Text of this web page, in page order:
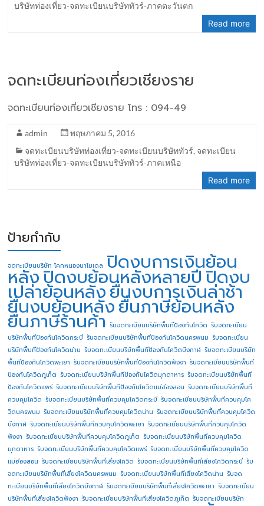
บริษัทท่องเที่ยว-จดทะเบียนบริษัททัวร์-ภาคตะวันตก
Read more
จดทะเบียนท่องเที่ยวเชียงราย
จดทะเบียนท่องเที่ยวเชียงราย โทร : 094-49
admin
พฤษภาคม 5, 2016
จดทะเบียนบริษัทท่องเที่ยว-จดทะเบียนบริษัททัวร์, จดทะเบียน
บริษัทท่องเที่ยว-จดทะเบียนบริษัททัวร์-ภาคเหนือ
Read more
ป้ายกำกับ
จดทะเบียนบริษัท โคกหนองนาโมเดล ปิดงบการเงินย้อน
หลังปิดงบย้อนหลังหลายปี ปิดงบ
เปล่าย้อนหลังยื่นงบการเงินล่าช้า
ยื่นงบย้อนหลังยื่นภาษีย้อนหลัง
ยื่นภาษีร้านค้า รับจดทะเบียนบริษัทพื้นทีป้องกันโควิด รับจดทะเบียน
บริษัทพื้นทีป้องกันโควิดกระบี่ รับจดทะเบียนบริษัทพื้นทีป้องกันโควิดนครพนม รับจดทะเบียน
บริษัทพื้นทีป้องกันโควิดน่าน รับจดทะเบียนบริษัทพื้นทีป้องกันโควิดบึงกาฬ รับจดทะเบียนบริษัท
พื้นทีป้องกันโควิดพะเยา รับจดทะเบียนบริษัทพื้นทีป้องกันโควิดพังงา รับจดทะเบียนบริษัทพื้นที
ป้องกันโควิดภูเก็ต รับจดทะเบียนบริษัทพื้นทีป้องกันโควิดมุกดาหาร รับจดทะเบียนบริษัทพื้นที
ป้องกันโควิดแพร่ รับจดทะเบียนบริษัทพื้นทีป้องกันโควิดแม่ฮ่องสอน รับจดทะเบียนบริษัทพื้นที่
ควบคุมโควิด รับจดทะเบียนบริษัทพื้นที่ควบคุมโควิดกระบี่ รับจดทะเบียนบริษัทพื้นที่ควบคุมโค
วิดนครพนม รับจดทะเบียนบริษัทพื้นที่ควบคุมโควิดน่าน รับจดทะเบียนบริษัทพื้นที่ควบคุมโควิด
บึงกาฬ รับจดทะเบียนบริษัทพื้นที่ควบคุมโควิดพะเยา รับจดทะเบียนบริษัทพื้นที่ควบคุมโควิด
พังงา รับจดทะเบียนบริษัทพื้นที่ควบคุมโควิดภูเก็ต รับจดทะเบียนบริษัทพื้นที่ควบคุมโควิด
มุกดาหาร รับจดทะเบียนบริษัทพื้นที่ควบคุมโควิดแพร่ รับจดทะเบียนบริษัทพื้นที่ควบคุมโควิด
แม่ฮ่องสอน รับจดทะเบียนบริษัทพื้นที่เสี่ยงโควิด รับจดทะเบียนบริษัทพื้นที่เสี่ยงโควิดกระบี่ รับ
จดทะเบียนบริษัทพื้นที่เสี่ยงโควิดนครพนม รับจดทะเบียนบริษัทพื้นที่เสี่ยงโควิดน่าน รับจด
ทะเบียนบริษัทพื้นที่เสี่ยงโควิดบึงกาฬ รับจดทะเบียนบริษัทพื้นที่เสี่ยงโควิดพะเยา รับจดทะเบียน
บริษัทพื้นที่เสี่ยงโควิดพังงา รับจดทะเบียนบริษัทพื้นที่เสี่ยงโควิดภูเก็ต รับจดทะเบียนบริษัท